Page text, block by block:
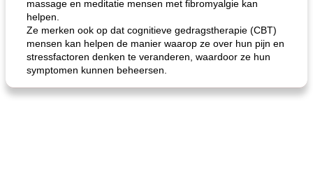
de jamcake van Georgië tennessee blauwe kaasperen kip
massage en meditatie mensen met fibromyalgie kan
helpen.
Ze merken ook op dat cognitieve gedragstherapie (CBT)
mensen kan helpen de manier waarop ze over hun pijn en
stressfactoren denken te veranderen, waardoor ze hun
symptomen kunnen beheersen.